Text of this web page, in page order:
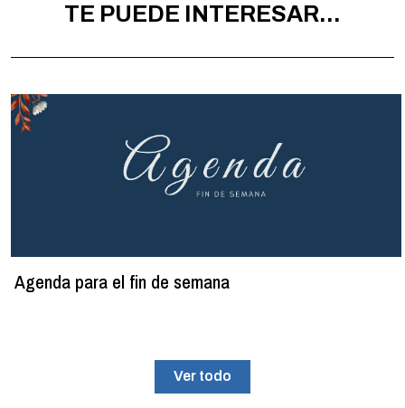
TE PUEDE INTERESAR...
Agenda para el fin de semana
Ver todo